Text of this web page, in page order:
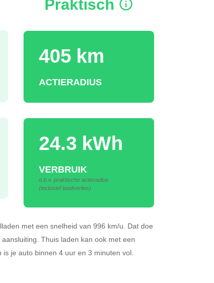
Praktisch
405 km
ACTIERADIUS
24.3 kWh
VERBRUIK
o.b.v. praktische actieradius
(inclusief laadverlies)
met een snelheid van 996 km/u. Dat doe
aansluiting. Thuis laden kan ook met een
is je auto binnen 4 uur en 3 minuten vol.